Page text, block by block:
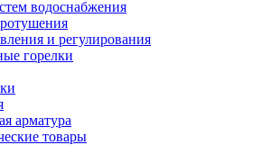
водоснабжения
и регулирования
горелки
арматура
товары